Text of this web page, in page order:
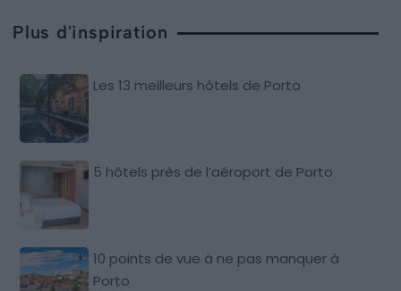
Plus d'inspiration
Les 13 meilleurs hôtels de Porto
5 hôtels près de l’aéroport de Porto
10 points de vue à ne pas manquer à
Porto